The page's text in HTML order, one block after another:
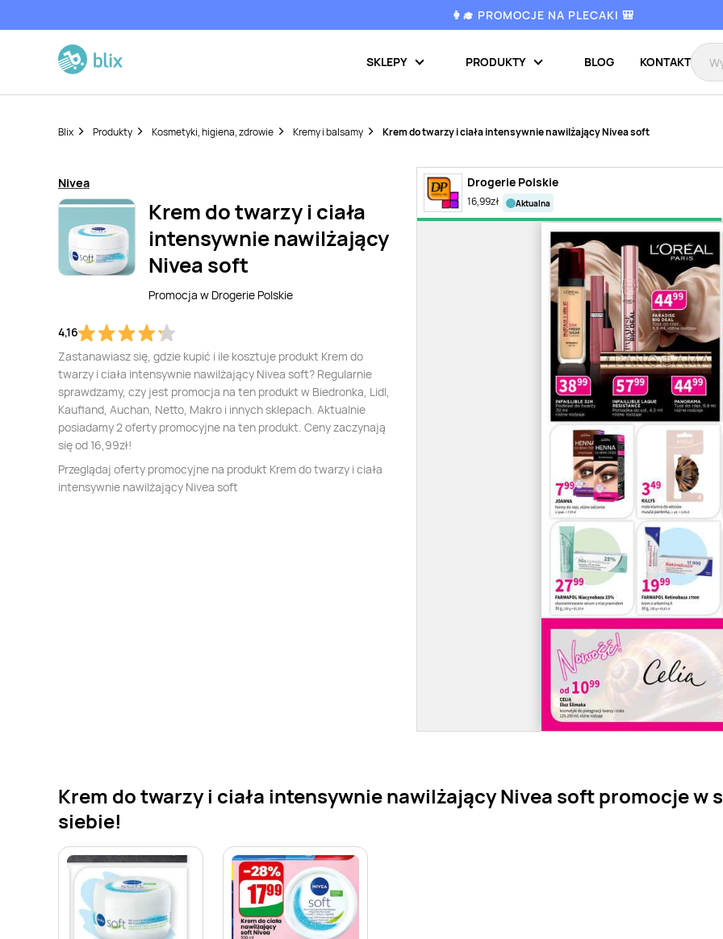
👩‍🎓 PROMOCJE NA PLECAKI 🎒
SKLEPY PRODUKTY BLOG KONTAKT
Blix Produkty Kosmetyki, higiena, zdrowie Kremy i balsamy Krem do twarzy i ciała intensywnie nawilżający Nivea soft
Nivea
Krem do twarzy i ciała
intensywnie nawilżający
Nivea soft
Promocja w Drogerie Polskie
4,16
Zastanawiasz się, gdzie kupić i ile kosztuje produkt Krem do
twarzy i ciała intensywnie nawilżający Nivea soft? Regularnie
sprawdzamy, czy jest promocja na ten produkt w Biedronka, Lidl,
Kaufland, Auchan, Netto, Makro i innych sklepach. Aktualnie
posiadamy 2 oferty promocyjne na ten produkt. Ceny zaczynają
się od 16,99zł!
Przeglądaj oferty promocyjne na produkt Krem do twarzy i ciała
intensywnie nawilżający Nivea soft
Drogerie Polskie
16,99zł aktualna
Krem do twarzy i ciała intensywnie nawilżający Nivea soft promocje w
siebie!